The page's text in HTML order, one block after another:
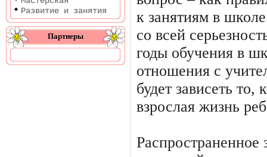
Развитие и занятия
Партнеры
к занятиям в
со всей
годы обучения в
отношения с
будет зависеть
взрослая жизнь
Распространенное